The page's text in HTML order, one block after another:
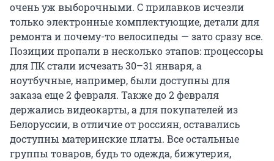
очень уж выборочными. С прилавков исчезли
только электронные комплектующие, детали для
ремонта и почему-то велосипеды — зато сразу все.
Позиции пропали в несколько этапов: процессоры
для ПК стали исчезать 30–31 января, а
ноутбучные, например, были доступны для
заказа еще 2 февраля. Также до 2 февраля
держались видеокарты, а для покупателей из
Белоруссии, в отличие от россиян, оставались
доступны материнские платы. Все остальные
группы товаров, будь то одежда, бижутерия,